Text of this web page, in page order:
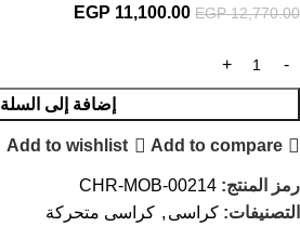
EGP12,770.00
EGP 11,100.00
إضافة إلى السلة
Add to compare
Add to wishlist
رمز المنتج: CHR-MOB-00214
التصنيفات: كراسى , كراسى متحركة